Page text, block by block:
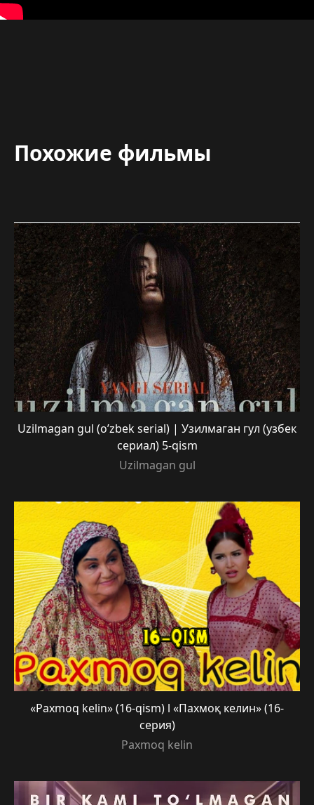
Похожие фильмы
Uzilmagan gul (o’zbek serial) | Узилмаган гул (узбек
сериал) 5-qism
Uzilmagan gul
«Paxmoq kelin» (16-qism) l «Пахмоқ келин» (16-
серия)
Paxmoq kelin